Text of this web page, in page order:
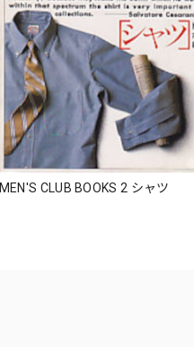
MEN'S CLUB BOOKS 2 シャツ